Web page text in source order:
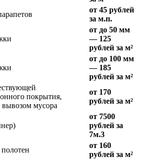
от 45 рублей
за м.п.
от до 50 мм
— 125
рублей за м²
от до 100 мм
— 185
рублей за м²
покрытия,
вывозом мусора
от 170
рублей за м²
от 7500
рублей за
7м.3
от 160
рублей за м²